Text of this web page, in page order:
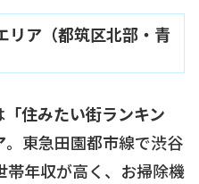
リア（都筑区北部・青
「住みたい街ランキン
。東急田園都市線で渋谷
帯年収が高く、お掃除機